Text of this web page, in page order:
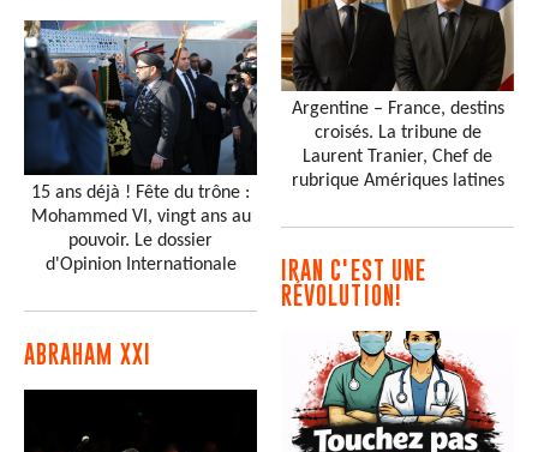
15 ans déjà ! Fête du trône :
Mohammed VI, vingt ans au
pouvoir. Le dossier
d'Opinion Internationale
ABRAHAM XXI
Argentine – France, destins
croisés. La tribune de
Laurent Tranier, Chef de
rubrique Amériques latines
IRAN C'EST UNE
RÉVOLUTION!